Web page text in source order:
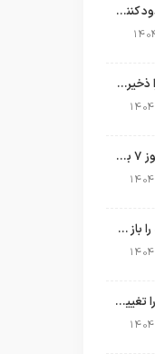
بهترین برنامه مسدود کننده تماس و پیامک در سال 2026
چگونه ویس ایمو را ذخیره کنیم؟
بهترین نسخه ویندوز 7 برای سیستم های ضعیف
چگونه فایل JSON را باز کنیم؟
چگونه کدک ویدیو را تغییر دهیم؟